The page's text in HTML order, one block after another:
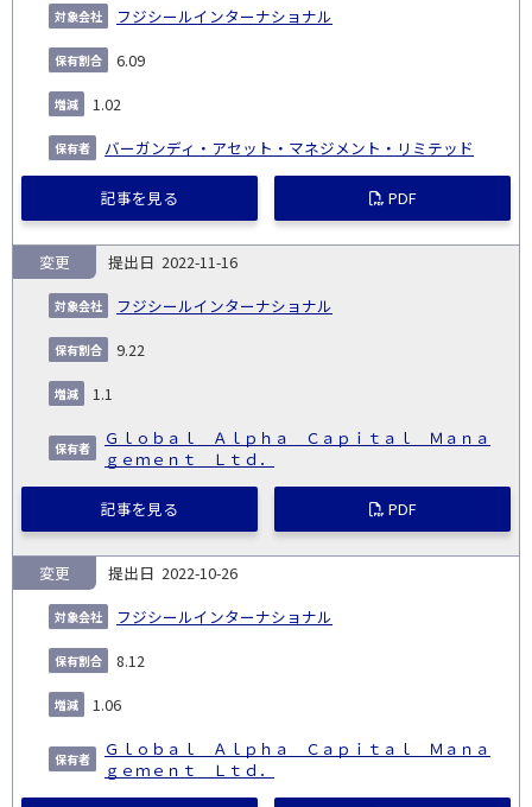
フジシールインターナショナル
6.09
1.02
バーガンディ・アセット・マネジメント・リミテッド
記事を見る PDF
2022-11-16
フジシールインターナショナル
変更
9.22
1.1
Ｇｌｏｂａｌ Ａｌｐｈａ Ｃａｐｉｔａｌ Ｍａｎａ
ｇｅｍｅｎｔ Ｌｔｄ．
記事を見る PDF
2022-10-26
フジシールインターナショナル
変更
8.12
1.06
Ｇｌｏｂａｌ Ａｌｐｈａ Ｃａｐｉｔａｌ Ｍａｎａ
ｇｅｍｅｎｔ Ｌｔｄ．